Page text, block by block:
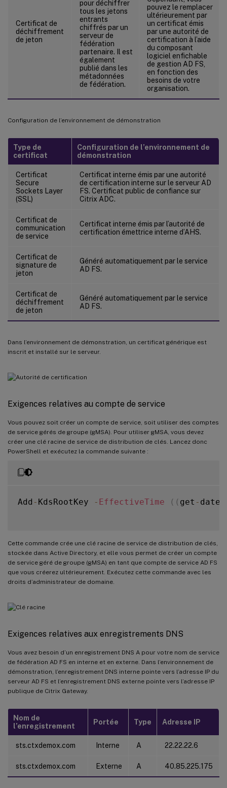
Certificat de
déchiffrement
de jeton
pour déchiffrer
tous les jetons
entrants
chiffrés par un
serveur de
fédération
partenaire. Il est
également
publié dans les
métadonnées
de fédération.
pouvez le remplacer
ultérieurement par
un certificat émis
par une autorité de
certification à l’aide
du composant
logiciel enfichable
de gestion AD FS,
en fonction des
besoins de votre
organisation.
Configuration de l’environnement de démonstration
Type de
certificat
Configuration de l’environnement de
démonstration
Certificat
Secure
Sockets Layer
(SSL)
Certificat interne émis par une autorité
de certification interne sur le serveur AD
FS. Certificat public de confiance sur
Citrix ADC.
Certificat de
communication
de service
Certificat interne émis par l’autorité de
certification émettrice interne d’AHS.
Certificat de
signature de
jeton
Généré automatiquement par le service
AD FS.
Certificat de
déchiffrement
de jeton
Généré automatiquement par le service
AD FS.
Dans l’environnement de démonstration, un certificat générique est
inscrit et installé sur le serveur.
Exigences relatives au compte de service
Vous pouvez soit créer un compte de service, soit utiliser des comptes
de service gérés de groupe (gMSA). Pour utiliser gMSA, vous devez
créer une clé racine de service de distribution de clés. Lancez donc
PowerShell et exécutez la commande suivante :
Add - KdsRootKey - EffectiveTime ( ( get - date
Cette commande crée une clé racine de service de distribution de clés,
stockée dans Active Directory, et elle vous permet de créer un compte
de service géré de groupe (gMSA) en tant que compte de service AD FS
que vous créerez ultérieurement. Exécutez cette commande avec les
droits d’administrateur de domaine.
Exigences relatives aux enregistrements DNS
Vous avez besoin d’un enregistrement DNS A pour votre nom de service
de fédération AD FS en interne et en externe. Dans l’environnement de
démonstration, l’enregistrement DNS interne pointe vers l’adresse IP du
serveur AD FS et l’enregistrement DNS externe pointe vers l’adresse IP
publique de Citrix Gateway.
Nom de
l’enregistrement
Portée Type Adresse IP
sts.ctxdemox.com Interne A 22.22.22.6
sts.ctxdemox.com Externe A 40.85.225.175